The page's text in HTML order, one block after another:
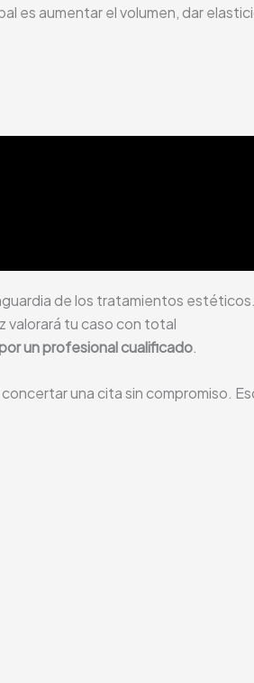
es aumentar el volumen, dar
de los tratamientos
valorará tu caso con total
un profesional cualificado.
concertar una cita sin compromiso.